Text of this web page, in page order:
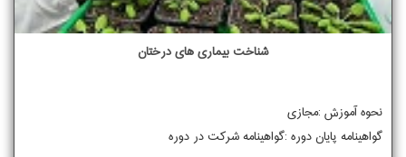
شناخت بیماری های درختان
نحوه آموزش :مجازی
گواهینامه پایان دوره :گواهینامه شرکت در دوره